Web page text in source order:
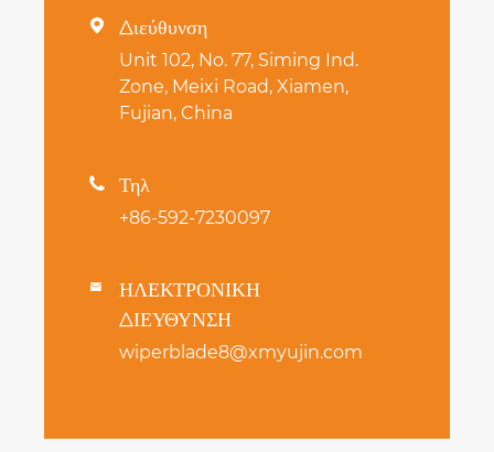
 Διεύθυνση
Unit 102, No. 77, Siming Ind.
Zone, Meixi Road, Xiamen,
Fujian, China
 Τηλ
+86-592-7230097

ΗΛΕΚΤΡΟΝΙΚΗ
ΔΙΕΥΘΥΝΣΗ
wiperblade8@xmyujin.com